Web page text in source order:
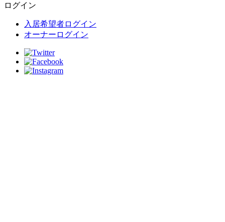
ログイン
入居希望者ログイン
オーナーログイン